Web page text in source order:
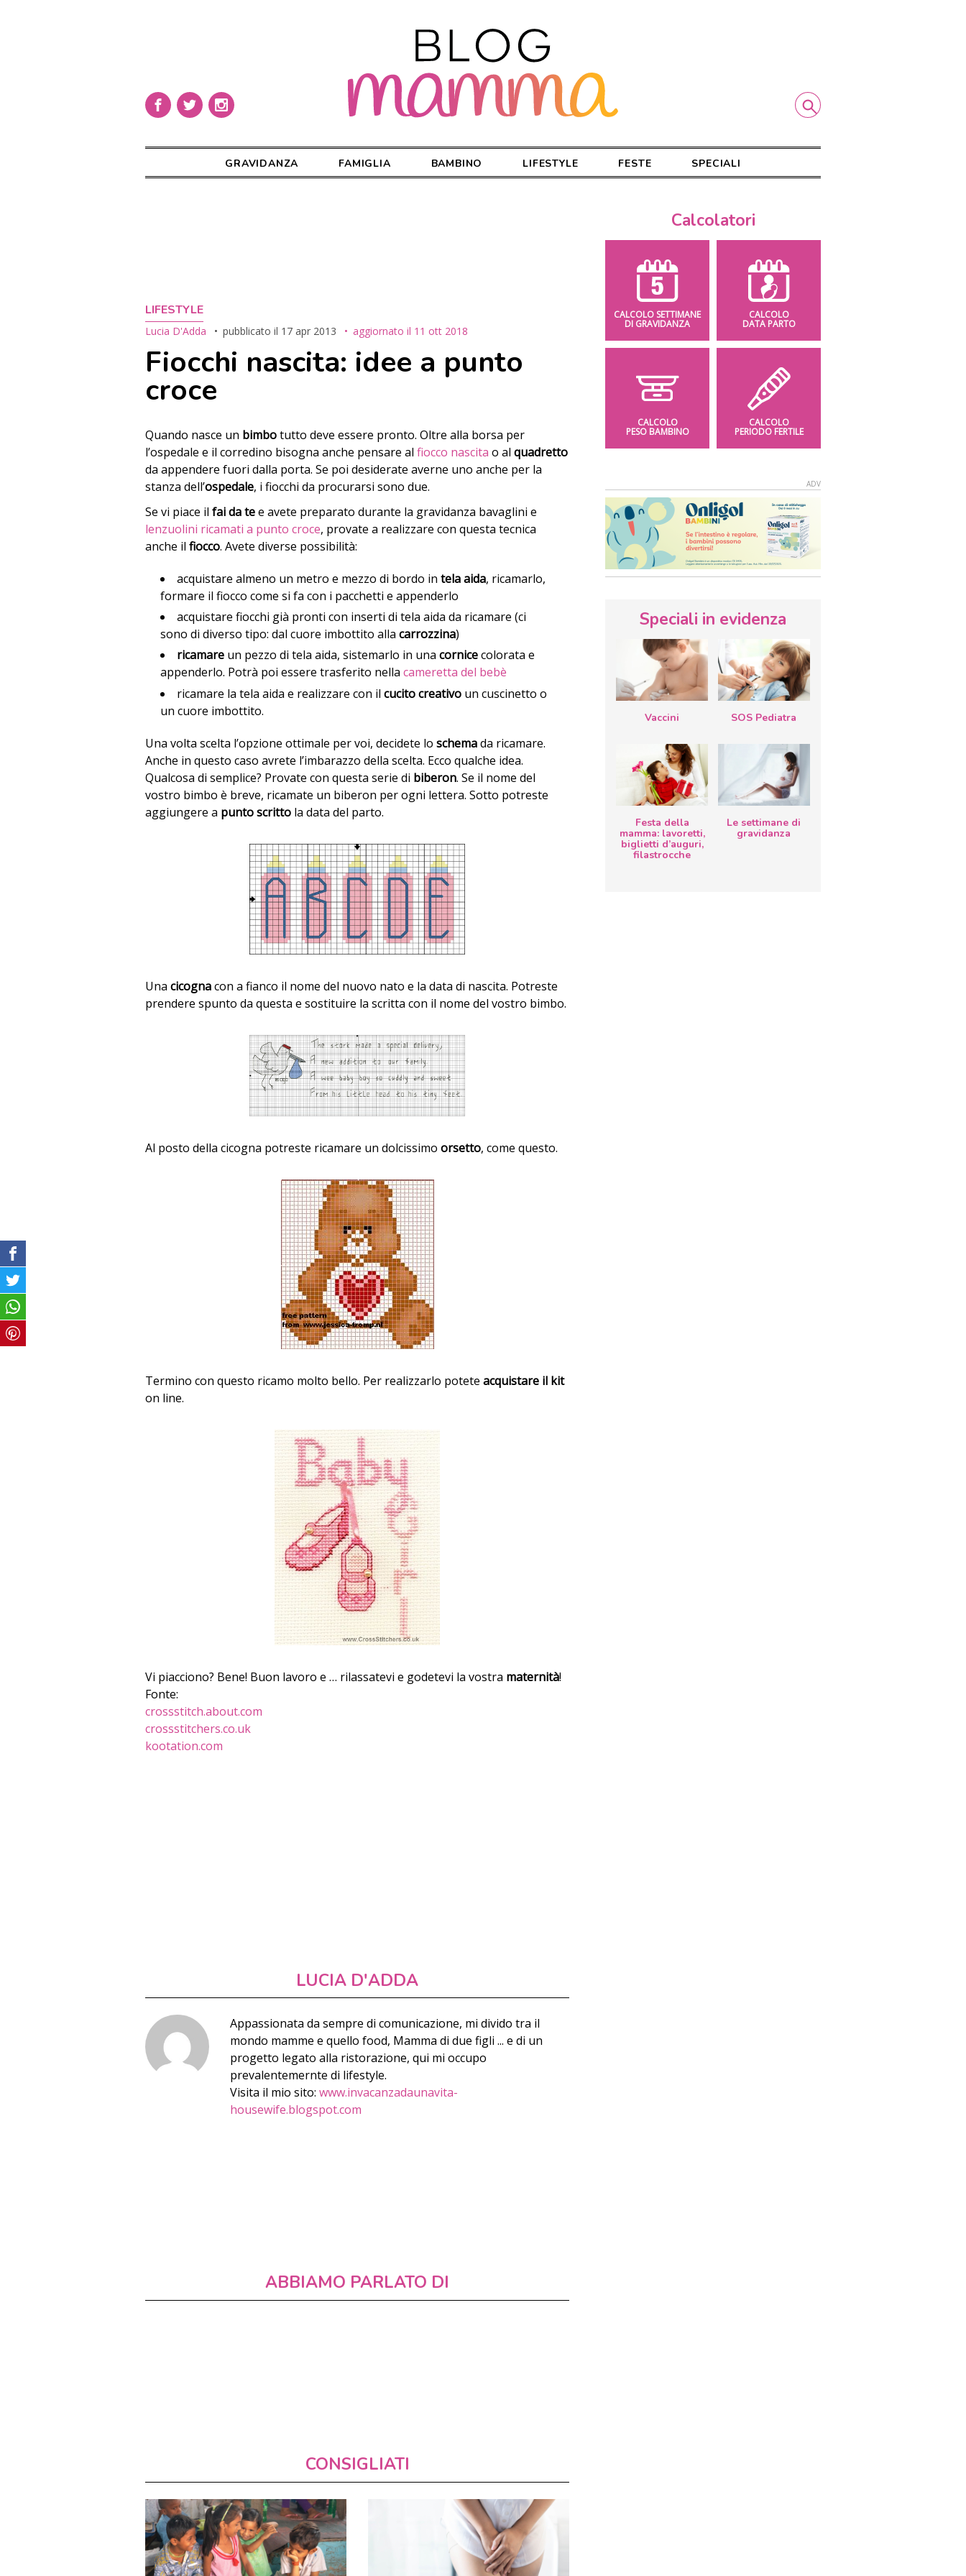
GRAVIDANZA FAMIGLIA BAMBINO LIFESTYLE FESTE SPECIALI
LIFESTYLE
Lucia D'Adda pubblicato il 17 apr 2013 aggiornato il 11 ott 2018
Fiocchi nascita: idee a punto
croce
Quando nasce un bimbotutto deve essere pronto. Oltre alla borsa per
l’ospedale e il corredino bisogna anche pensare al fiocco nascita o al quadretto
da appendere fuori dalla porta. Se poi desiderate averne uno anche per la
stanza dell’ospedale, i fiocchi da procurarsi sono due.
Se vi piace il fai da tee avete preparato durante la gravidanza bavaglini e
lenzuolini ricamati a punto croce, provate a realizzare con questa tecnica
anche il fiocco. Avete diverse possibilità:
acquistare almeno un metro e mezzo di bordo intela aida, ricamarlo,
formare il fiocco come si fa con i pacchetti e appenderlo
acquistare fiocchi già pronti con inserti di tela aida da ricamare (ci
sono di diverso tipo: dal cuore imbottito allacarrozzina)
ricamare un pezzo di tela aida, sistemarlo in unacornicecolorata e
appenderlo. Potrà poi essere trasferito nellacameretta del bebè
ricamare la tela aida e realizzare con ilcucito creativo un cuscinetto o
un cuore imbottito.
Una volta scelta l’opzione ottimale per voi, decidete lo schemada ricamare.
Anche in questo caso avrete l’imbarazzo della scelta. Ecco qualche idea.
Qualcosa di semplice? Provate con questa serie di biberon. Se il nome del
vostro bimbo è breve, ricamate un biberon per ogni lettera. Sotto potreste
aggiungere a punto scritto la data del parto.
Una cicognacon a fianco il nome del nuovo nato e la data di nascita. Potreste
prendere spunto da questa e sostituire la scritta con il nome del vostro bimbo.
Al posto della cicogna potreste ricamare un dolcissimo orsetto, come questo.
Termino con questo ricamo molto bello. Per realizzarlo potete acquistare il kit
on line.
Vi piacciono? Bene! Buon lavoro e … rilassatevi e godetevi la vostra maternità!
Fonte:
crossstitch.about.com
crossstitchers.co.uk
kootation.com
LUCIA D'ADDA
Appassionata da sempre di comunicazione, mi divido tra il
mondo mamme e quello food, Mamma di due figli ... e di un
progetto legato alla ristorazione, qui mi occupo
prevalentemernte di lifestyle.
Visita il mio sito: www.invacanzadaunavita-
housewife.blogspot.com
ABBIAMO PARLATO DI
CONSIGLIATI
Calcolatori
CALCOLO SETTIMANE
DI GRAVIDANZA
CALCOLO
DATA PARTO
CALCOLO
PESO BAMBINO
CALCOLO
PERIODO FERTILE
Speciali in evidenza
Vaccini SOS Pediatra
Festa della
mamma: lavoretti,
biglietti d’auguri,
filastrocche
Le settimane di
gravidanza